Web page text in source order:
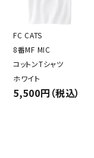
FC CATS
8番MF MIC
コットンTシャツ
ホワイト
5,500円（税込）